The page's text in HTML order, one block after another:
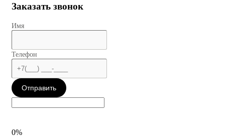
Заказать звонок
Имя
Телефон
Отправить
0%